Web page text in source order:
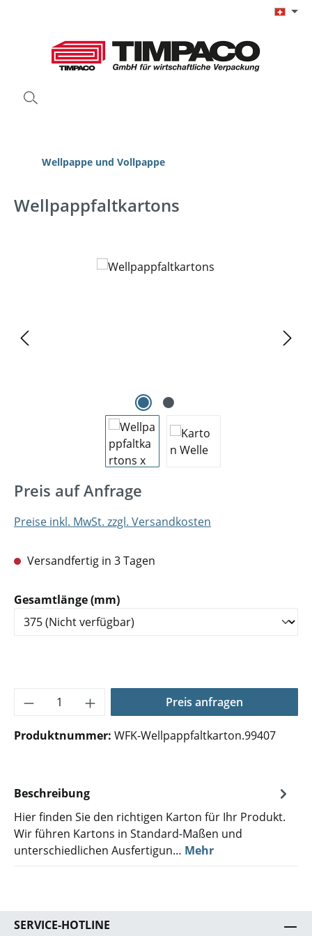
Wellpappe und Vollpappe
Wellpappfaltkartons
Bildergalerie überspringen
Preis auf Anfrage
Preise inkl. MwSt. zzgl. Versandkosten
Versandfertig in 3 Tagen
Gesamtlänge (mm)auswählen
Produkt Anzahl: Gib den gewünschten
Preis anfragen
Produktnummer: WFK-Wellpappfaltkarton.99407
Beschreibung
Hier finden Sie den richtigen Karton für Ihr Produkt.
Wir führen Kartons in Standard-Maßen und
unterschiedlichen Ausfertigun… Mehr
SERVICE-HOTLINE